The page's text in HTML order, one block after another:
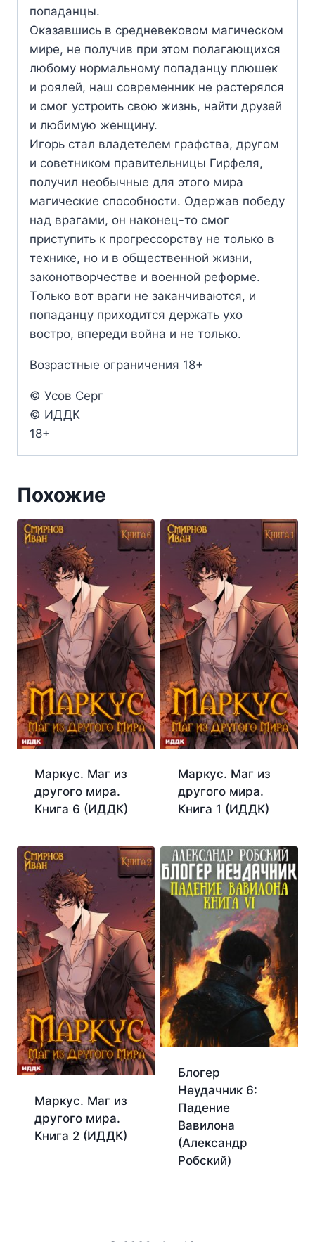
попаданцы.
Оказавшись в средневековом магическом
мире, не получив при этом полагающихся
любому нормальному попаданцу плюшек
и роялей, наш современник не растерялся
и смог устроить свою жизнь, найти друзей
и любимую женщину.
Игорь стал владетелем графства, другом
и советником правительницы Гирфеля,
получил необычные для этого мира
магические способности. Одержав победу
над врагами, он наконец-то смог
приступить к прогрессорству не только в
технике, но и в общественной жизни,
законотворчестве и военной реформе.
Только вот враги не заканчиваются, и
попаданцу приходится держать ухо
востро, впереди война и не только.
Возрастные ограничения 18+
© Усов Серг
© ИДДК
18+
Похожие
Маркус. Маг из
другого мира.
Книга 6 (ИДДК)
Маркус. Маг из
другого мира.
Книга 1 (ИДДК)
Маркус. Маг из
другого мира.
Книга 2 (ИДДК)
Блогер
Неудачник 6:
Падение
Вавилона
(Александр
Робский)